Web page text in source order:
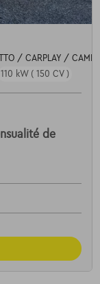
/ CARPLAY /
110 kW ( 150 CV )
de